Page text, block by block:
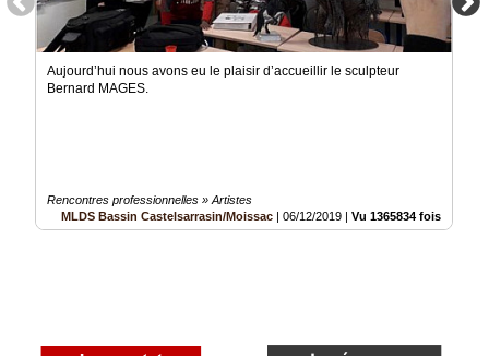
Vidéos
Prémium
Aujourd’hui nous avons eu le plaisir d’accueillir le sculpteur
Bernard MAGES.
Rencontres professionnelles » Artistes
MLDS Bassin Castelsarrasin/Moissac
06/12/2019 Vu 1365834 fois